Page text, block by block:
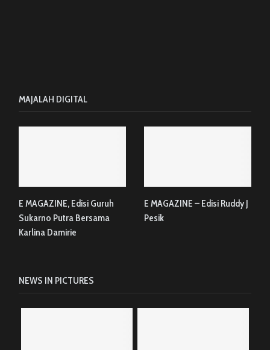
MAJALAH DIGITAL
E MAGAZINE, Edisi Guruh
Sukarno Putra Bersama
Karlina Damirie
E MAGAZINE – Edisi Ruddy J
Pesik
NEWS IN PICTURES